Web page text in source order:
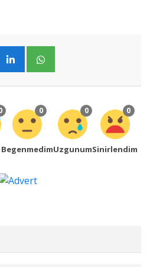
0
Begenmedim
0
Uzgunum
0
Sinirlendim